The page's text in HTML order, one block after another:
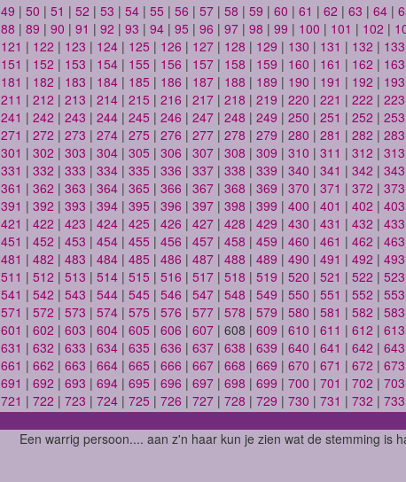
49 | 50 | 51 | 52 | 53 | 54 | 55 | 56 | 57 | 58 | 59 | 60 | 61 | 62 | 63 | 64 |
88 | 89 | 90 | 91 | 92 | 93 | 94 | 95 | 96 | 97 | 98 | 99 | 100 | 101 | 102 |
121 | 122 | 123 | 124 | 125 | 126 | 127 | 128 | 129 | 130 | 131 | 132 | 133
151 | 152 | 153 | 154 | 155 | 156 | 157 | 158 | 159 | 160 | 161 | 162 | 163
181 | 182 | 183 | 184 | 185 | 186 | 187 | 188 | 189 | 190 | 191 | 192 | 193
211 | 212 | 213 | 214 | 215 | 216 | 217 | 218 | 219 | 220 | 221 | 222 | 223
241 | 242 | 243 | 244 | 245 | 246 | 247 | 248 | 249 | 250 | 251 | 252 | 253
271 | 272 | 273 | 274 | 275 | 276 | 277 | 278 | 279 | 280 | 281 | 282 | 283
301 | 302 | 303 | 304 | 305 | 306 | 307 | 308 | 309 | 310 | 311 | 312 | 313
331 | 332 | 333 | 334 | 335 | 336 | 337 | 338 | 339 | 340 | 341 | 342 | 343
361 | 362 | 363 | 364 | 365 | 366 | 367 | 368 | 369 | 370 | 371 | 372 | 373
391 | 392 | 393 | 394 | 395 | 396 | 397 | 398 | 399 | 400 | 401 | 402 | 403
421 | 422 | 423 | 424 | 425 | 426 | 427 | 428 | 429 | 430 | 431 | 432 | 433
451 | 452 | 453 | 454 | 455 | 456 | 457 | 458 | 459 | 460 | 461 | 462 | 463
481 | 482 | 483 | 484 | 485 | 486 | 487 | 488 | 489 | 490 | 491 | 492 | 493
511 | 512 | 513 | 514 | 515 | 516 | 517 | 518 | 519 | 520 | 521 | 522 | 523
541 | 542 | 543 | 544 | 545 | 546 | 547 | 548 | 549 | 550 | 551 | 552 | 553
571 | 572 | 573 | 574 | 575 | 576 | 577 | 578 | 579 | 580 | 581 | 582 | 583
601 | 602 | 603 | 604 | 605 | 606 | 607 | 608 | 609 | 610 | 611 | 612 | 613
631 | 632 | 633 | 634 | 635 | 636 | 637 | 638 | 639 | 640 | 641 | 642 | 643
661 | 662 | 663 | 664 | 665 | 666 | 667 | 668 | 669 | 670 | 671 | 672 | 673
691 | 692 | 693 | 694 | 695 | 696 | 697 | 698 | 699 | 700 | 701 | 702 | 703
721 | 722 | 723 | 724 | 725 | 726 | 727 | 728 | 729 | 730 | 731 | 732 | 733
Een warrig persoon.... aan z'n haar kun je zien wat de stemming is